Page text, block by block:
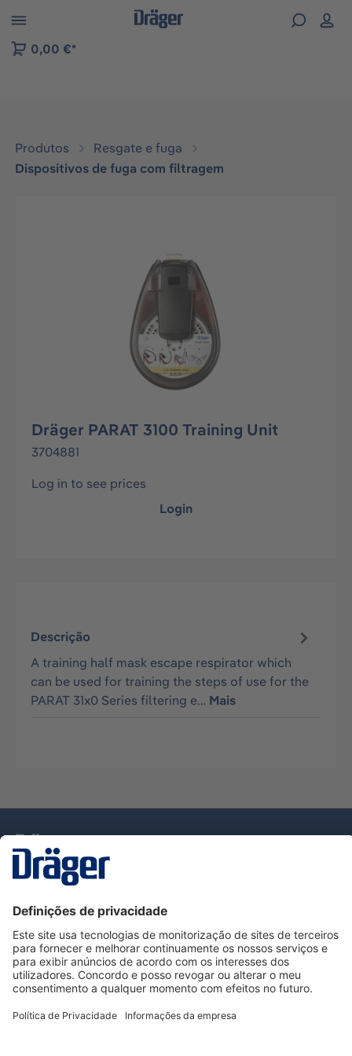
to B2B platform navigation
0,00 €*
Produtos
Resgate e fuga
Dispositivos de fuga com filtragem
Dräger PARAT 3100 Training Unit
3704881
Log in to see prices
Login
Descrição
A training half mask escape respirator which
can be used for training the steps of use for the
PARAT 31x0 Series filtering e… Mais
Serviço de Apoio ao Cliente Dräger
Utilização da loja
Informações